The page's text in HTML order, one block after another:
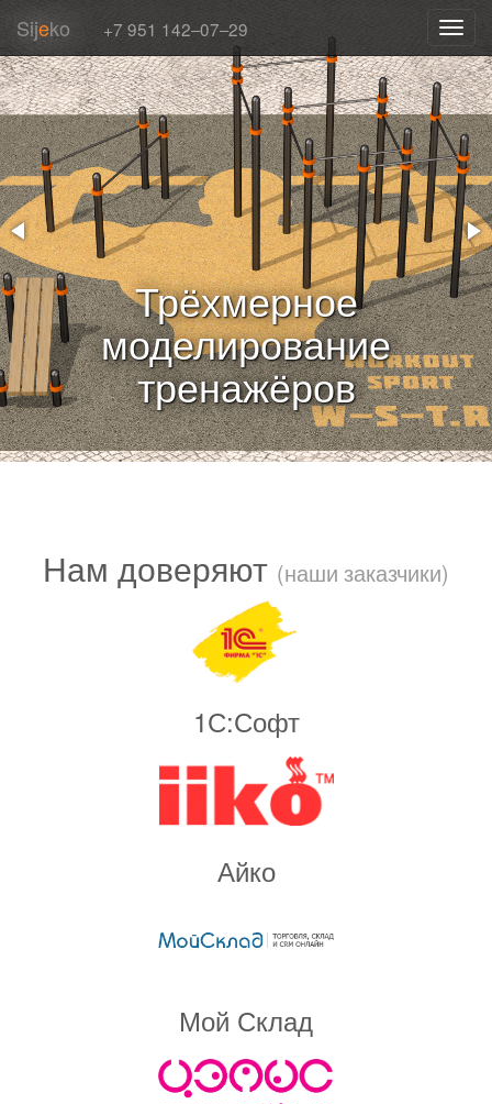
Sijeko +7 951 142‒07‒29
Трёхмерное
моделирование
тренажёров
Нам доверяют (наши заказчики)
1С:Софт
Айко
Мой Склад